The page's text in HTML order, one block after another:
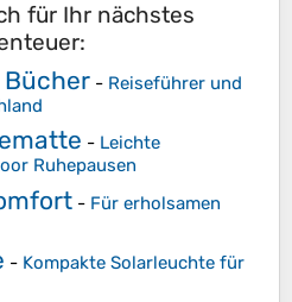
für Ihr nächstes
Bücher - Reiseführer und
- Leichte
Ruhepausen
- Für erholsamen
- Kompakte Solar­leuchte für